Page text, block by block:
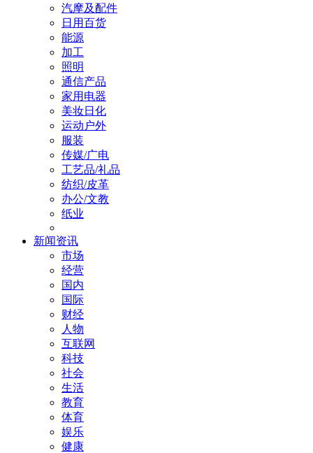
汽摩及配件
日用百货
能源
加工
照明
通信产品
家用电器
美妆日化
运动户外
服装
传媒/广电
工艺品/礼品
纺织/皮革
办公/文教
纸业
新闻资讯
市场
经营
国内
国际
财经
人物
互联网
科技
社会
生活
教育
体育
娱乐
健康